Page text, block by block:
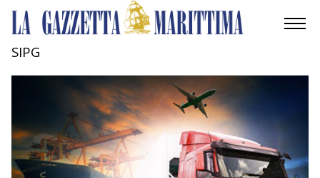
INDUSTRIA
RICERCA
SIPG